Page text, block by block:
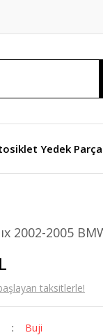
Yedek Parça
2002-2005
taksitlerle!
Buji